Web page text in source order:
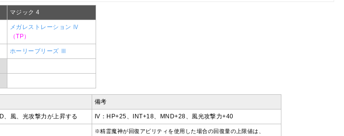
マジック 4
メガレストレーション Ⅳ
（TP）
ホーリーブリーズ Ⅲ
備考
、風、光攻撃力が上昇する IV：HP+25、INT+18、MND+28、風光攻撃力+40
※精霊魔神が回復アビリティを使用した場合の回復量の上限値は、